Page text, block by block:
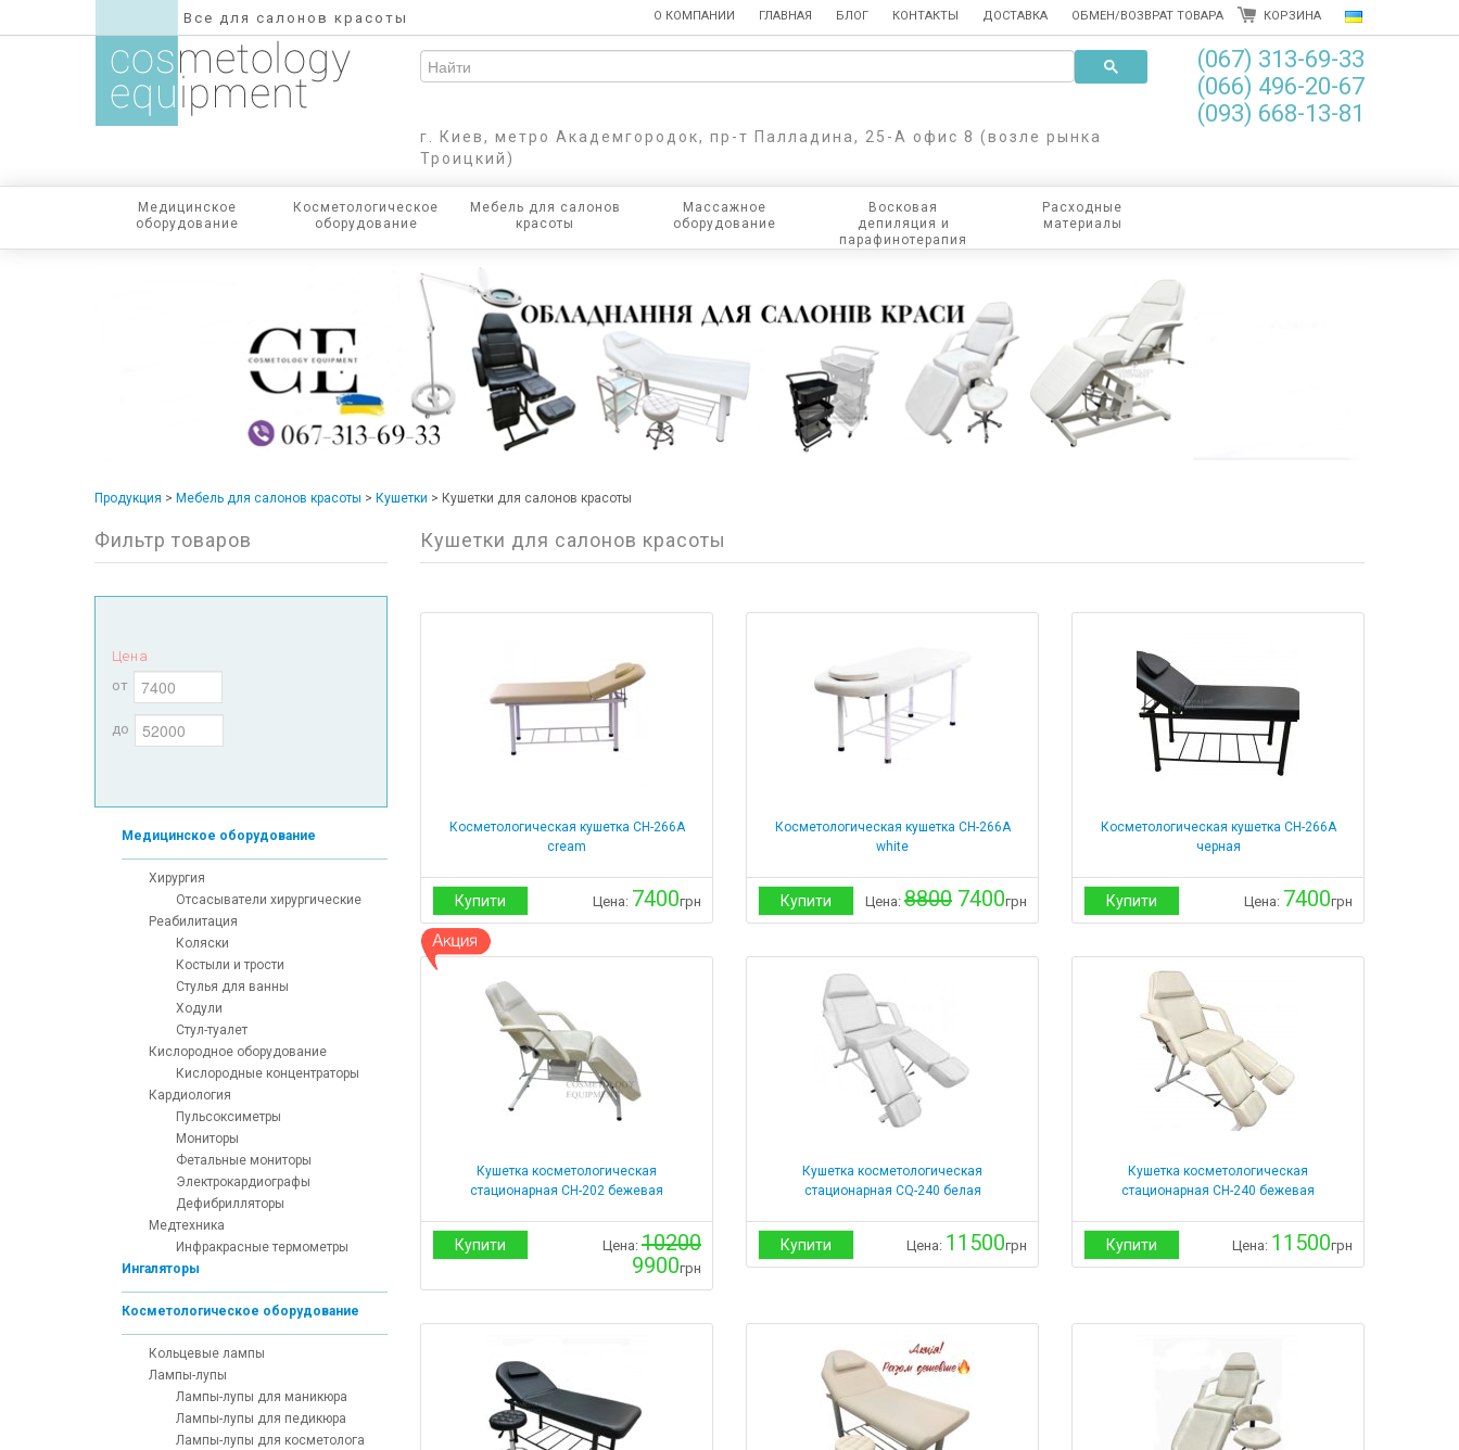
Все для салонов красоты О КОМПАНИИ ГЛАВНАЯ БЛОГ КОНТАКТЫ ДОСТАВКА ОБМЕН/ВОЗВРАТ ТОВАРА КОРЗИНА
г. Киев, метро Академгородок, пр-т Палладина, 25-А офис 8 (возле рынка
Троицкий)
(067) 313-69-33
(066) 496-20-67
(093) 668-13-81
Медицинское
оборудование
Косметологическое
оборудование
Мебель для салонов
красоты
Массажное
оборудование
Восковая
депиляция и
парафинотерапия
Расходные
материалы
Продукция > Мебель для салонов красоты > Кушетки > Кушетки для салонов красоты
Фильтр товаров
Цена
от
до
Медицинское оборудование
Хирургия
Отсасыватели хирургические
Реабилитация
Коляски
Костыли и трости
Стулья для ванны
Ходули
Стул-туалет
Кислородное оборудование
Кислородные концентраторы
Кардиология
Пульсоксиметры
Мониторы
Фетальные мониторы
Электрокардиографы
Дефибрилляторы
Медтехника
Инфракрасные термометры
Ингаляторы
Косметологическое оборудование
Кольцевые лампы
Лампы-лупы
Лампы-лупы для маникюра
Лампы-лупы для педикюра
Лампы-лупы для косметолога
Кушетки для салонов красоты
Косметологическая кушетка СН-266А
cream
Купити Цена: 7400грн
Косметологическая кушетка СН-266А
white
Купити Цена: 8800 7400грн
Косметологическая кушетка СН-266А
черная
Купити Цена: 7400грн
Кушетка косметологическая
стационарная СН-202 бежевая
Купити Цена: 10200
9900грн
Кушетка косметологическая
стационарная CQ-240 белая
Купити Цена: 11500грн
Кушетка косметологическая
стационарная СН-240 бежевая
Купити Цена: 11500грн